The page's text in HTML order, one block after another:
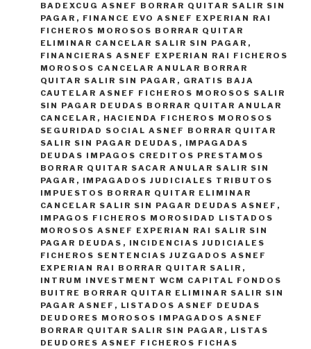
BADEXCUG ASNEF BORRAR QUITAR SALIR SIN
PAGAR , FINANCE EVO ASNEF EXPERIAN RAI
FICHEROS MOROSOS BORRAR QUITAR
ELIMINAR CANCELAR SALIR SIN PAGAR ,
FINANCIERAS ASNEF EXPERIAN RAI FICHEROS
MOROSOS CANCELAR ANULAR BORRAR
QUITAR SALIR SIN PAGAR , GRATIS BAJA
CAUTELAR ASNEF FICHEROS MOROSOS SALIR
SIN PAGAR DEUDAS BORRAR QUITAR ANULAR
CANCELAR , HACIENDA FICHEROS MOROSOS
SEGURIDAD SOCIAL ASNEF BORRAR QUITAR
SALIR SIN PAGAR DEUDAS , IMPAGADAS
DEUDAS IMPAGOS CREDITOS PRESTAMOS
BORRAR QUITAR SACAR ANULAR SALIR SIN
PAGAR , IMPAGADOS JUDICIALES TRIBUTOS
IMPUESTOS BORRAR QUITAR ELIMINAR
CANCELAR SALIR SIN PAGAR DEUDAS ASNEF ,
IMPAGOS FICHEROS MOROSIDAD LISTADOS
MOROSOS ASNEF EXPERIAN RAI SALIR SIN
PAGAR DEUDAS , INCIDENCIAS JUDICIALES
FICHEROS SENTENCIAS JUZGADOS ASNEF
EXPERIAN RAI BORRAR QUITAR SALIR ,
INTRUM INVESTMENT WCM CAPITAL FONDOS
BUITRE BORRAR QUITAR ELIMINAR SALIR SIN
PAGAR ASNEF , LISTADOS ASNEF DEUDAS
DEUDORES MOROSOS IMPAGADOS ASNEF
BORRAR QUITAR SALIR SIN PAGAR , LISTAS
DEUDORES ASNEF FICHEROS FICHAS